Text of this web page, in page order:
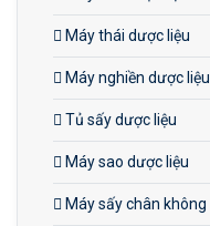
Máy thái dược liệu
Máy nghiền dược liệu
Tủ sấy dược liệu
Máy sao dược liệu
Máy sấy chân không